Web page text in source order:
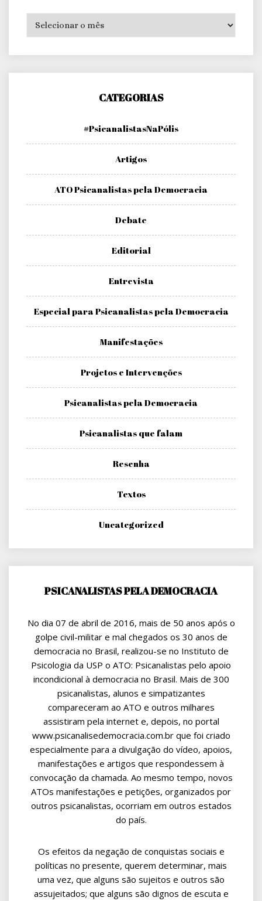
CATEGORIAS
#PsicanalistasNaPólis
Artigos
ATO Psicanalistas pela Democracia
Debate
Editorial
Entrevista
Especial para Psicanalistas pela Democracia
Manifestações
Projetos e Intervenções
Psicanalistas pela Democracia
Psicanalistas que falam
Resenha
Textos
Uncategorized
PSICANALISTAS PELA DEMOCRACIA
No dia 07 de abril de 2016, mais de 50 anos após o
golpe civil-militar e mal chegados os 30 anos de
democracia no Brasil, realizou-se no Instituto de
Psicologia da USP o ATO: Psicanalistas pelo apoio
incondicional à democracia no Brasil. Mais de 300
psicanalistas, alunos e simpatizantes
compareceram ao ATO e outros milhares
assistiram pela internet e, depois, no portal
www.psicanalisedemocracia.com.br que foi criado
especialmente para a divulgação do vídeo, apoios,
manifestações e artigos que respondessem à
convocação da chamada. Ao mesmo tempo, novos
ATOs manifestações e petições, organizados por
outros psicanalistas, ocorriam em outros estados
do país.
Os efeitos da negação de conquistas sociais e
políticas no presente, querem determinar, mais
uma vez, que alguns são sujeitos e outros são
assujeitados; que alguns são dignos de escuta e